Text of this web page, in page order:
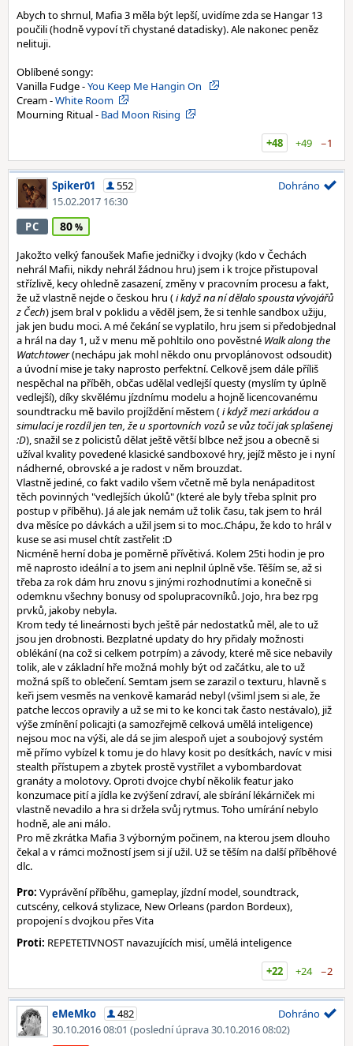
Abych to shrnul, Mafia 3 měla být lepší, uvidíme zda se Hangar 13
poučili (hodně vypoví tři chystané datadisky). Ale nakonec peněz
nelituji.
Oblíbené songy:
Vanilla Fudge -You Keep Me Hangin On
Cream -White Room
Mourning Ritual - Bad Moon Rising
+48
+49 −1
Spiker01
552
15.02.2017 16:30
Dohráno
PC 80
Jakožto velký fanoušek Mafie jedničky i dvojky (kdo v Čechách
nehrál Mafii, nikdy nehrál žádnou hru) jsem i k trojce přistupoval
střízlivě, kecy ohledně zasazení, změny v pracovním procesu a fakt,
že už vlastně nejde o českou hru (i když na ní dělalo spousta vývojářů
z Čech) jsem bral v poklidu a věděl jsem, že si tenhle sandbox užiju,
jak jen budu moci. A mé čekání se vyplatilo, hru jsem si předobjednal
a hrál na day 1, už v menu mě pohltilo ono pověstné Walk along the
Watchtower(nechápu jak mohl někdo onu prvoplánovost odsoudit)
a úvodní mise je taky naprosto perfektní. Celkově jsem dále příliš
nespěchal na příběh, občas udělal vedlejší questy (myslím ty úplně
vedlejší), díky skvělému jízdnímu modelu a hojně licencovanému
soundtracku mě bavilo projíždění městem (i když mezi arkádou a
simulací je rozdíl jen ten, že u sportovních vozů se vůz točí jak splašenej
:D), snažil se z policistů dělat ještě větší blbce než jsou a obecně si
užíval kvality povedené klasické sandboxové hry, jejíž město je i nyní
nádherné, obrovské a je radost v něm brouzdat.
Vlastně jediné, co fakt vadilo všem včetně mě byla nenápaditost
těch povinných "vedlejších úkolů" (které ale byly třeba splnit pro
postup v příběhu). Já ale jak nemám už tolik času, tak jsem to hrál
dva měsíce po dávkách a užil jsem si to moc..Chápu, že kdo to hrál v
kuse se asi musel chtít zastřelit :D
Nicméně herní doba je poměrně přívětivá. Kolem 25ti hodin je pro
mě naprosto ideální a to jsem ani neplnil úplně vše. Těším se, až si
třeba za rok dám hru znovu s jinými rozhodnutími a konečně si
odemknu všechny bonusy od spolupracovníků. Jojo, hra bez rpg
prvků, jakoby nebyla.
Krom tedy té lineárnosti bych ještě pár nedostatků měl, ale to už
jsou jen drobnosti. Bezplatné updaty do hry přidaly možnosti
oblékání (na což si celkem potrpím) a závody, které mě sice nebavily
tolik, ale v základní hře možná mohly být od začátku, ale to už
možná spíš to oblečení. Semtam jsem se zarazil o texturu, hlavně s
keři jsem vesměs na venkově kamarád nebyl (všiml jsem si ale, že
patche leccos opravily a už se mi to ke konci tak často nestávalo), již
výše zmínění policajti (a samozřejmě celková umělá inteligence)
nejsou moc na výši, ale dá se jim alespoň ujet a soubojový systém
mě přímo vybízel k tomu je do hlavy kosit po desítkách, navíc v misi
stealth přístupem a zbytek prostě vystřílet a vybombardovat
granáty a molotovy. Oproti dvojce chybí několik featur jako
konzumace pití a jídla ke zvýšení zdraví, ale sbírání lékárniček mi
vlastně nevadilo a hra si držela svůj rytmus. Toho umírání nebylo
hodně, ale ani málo.
Pro mě zkrátka Mafia 3 výborným počinem, na kterou jsem dlouho
čekal a v rámci možností jsem si jí užil. Už se těším na další příběhové
dlc.
Pro: Vyprávění příběhu, gameplay, jízdní model, soundtrack,
cutscény, celková stylizace, New Orleans (pardon Bordeux),
propojení s dvojkou přes Vita
Proti: REPETETIVNOST navazujících misí, umělá inteligence
+22
+24 −2
eMeMko
482
30.10.2016 08:01 (poslední úprava 30.10.2016 08:02)
Dohráno